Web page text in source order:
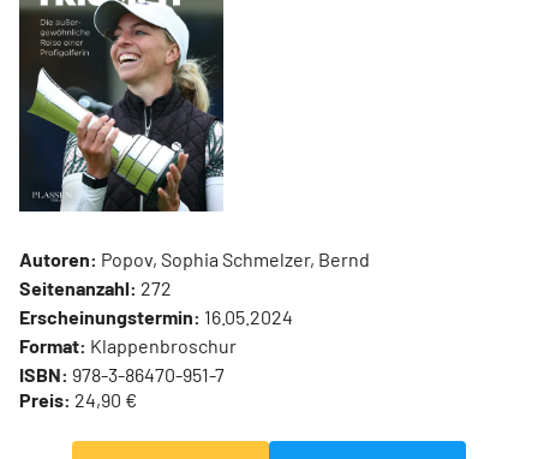
Autoren: Popov, Sophia Schmelzer, Bernd
Seitenanzahl: 272
Erscheinungstermin: 16.05.2024
Format: Klappenbroschur
ISBN: 978-3-86470-951-7
Preis: 24,90 €